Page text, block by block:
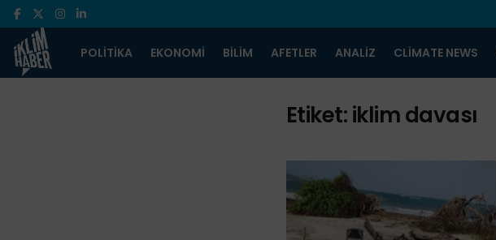
POLITIKA EKONOMI BILIM AFETLER ANALIZ CLIMATE NEWS
Etiket:iklim davası